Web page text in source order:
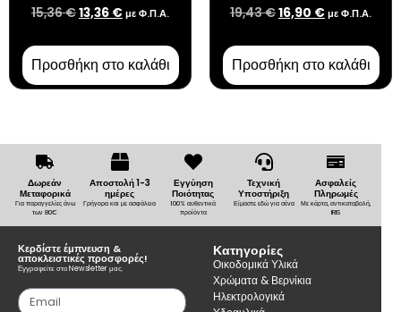
15,36€13,36 €με Φ.Π.Α.
Προσθήκη στο καλάθι
19,43€16,90 €με Φ.Π.Α.
Προσθήκη στο καλάθι
Δωρεάν
Μεταφορικά
Για παραγγελίες άνω
των 80€
Αποστολή 1-3
ημέρες
Γρήγορα και με ασφάλεια
Εγγύηση
Ποιότητας
100% αυθεντικά
προϊόντα
Τεχνική
Υποστήριξη
Είμαστε εδώ για σένα
Ασφαλείς
Πληρωμές
Με κάρτα, αντικαταβολή,
IRIS
Κερδίστε έμπνευση &
αποκλειστικές προσφορές!
Εγγραφείτε στο Newsletter μας.
Κατηγορίες
Οικοδομικά Υλικά
Χρώματα & Βερνίκια
Ηλεκτρολογικά